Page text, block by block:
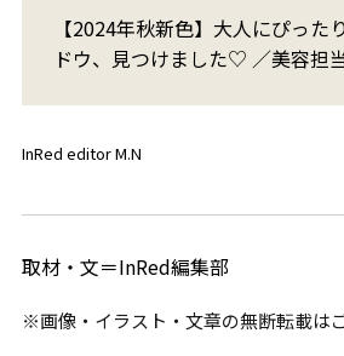
【2024年秋新色】大人にぴった
ドウ、見つけました♡ ／美容担
InRed editor M.N
取材・文＝InRed編集部
※画像・イラスト・文章の無断転載は